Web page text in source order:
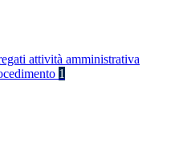
attività amministrativa
1